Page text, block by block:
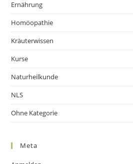
Ernährung
Homöopathie
Kräuterwissen
Kurse
Naturheilkunde
NLS
Ohne Kategorie
Meta